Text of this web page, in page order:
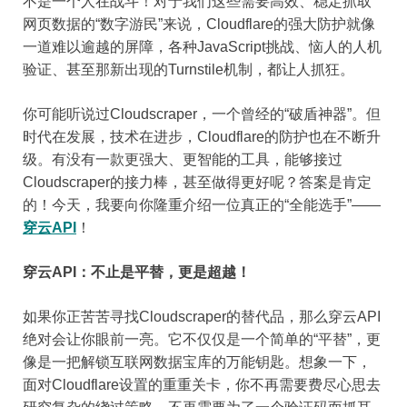
网页数据的“数字游民”来说，Cloudflare的强大防护就像
一道难以逾越的屏障，各种JavaScript挑战、恼人的人机
验证、甚至那新出现的Turnstile机制，都让人抓狂。
你可能听说过Cloudscraper，一个曾经的“破盾神器”。但
时代在发展，技术在进步，Cloudflare的防护也在不断升
级。有没有一款更强大、更智能的工具，能够接过
Cloudscraper的接力棒，甚至做得更好呢？答案是肯定
的！今天，我要向你隆重介绍一位真正的“全能选手”——
穿云API
！
穿云API：不止是平替，更是超越！
如果你正苦苦寻找Cloudscraper的替代品，那么穿云API
绝对会让你眼前一亮。它不仅仅是一个简单的“平替”，更
像是一把解锁互联网数据宝库的万能钥匙。想象一下，
面对Cloudflare设置的重重关卡，你不再需要费尽心思去